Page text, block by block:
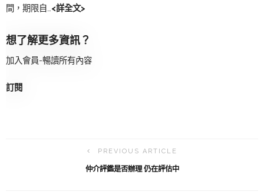
間，期限自…<詳全文>
想了解更多資訊？
加入會員-暢讀所有內容
訂閱
PREVIOUS ARTICLE
仲介評鑑是否辦理 仍在評估中